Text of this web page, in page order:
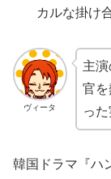
カルな掛け
ヴィータ
主
官
っ
韓国ドラマ『ハ